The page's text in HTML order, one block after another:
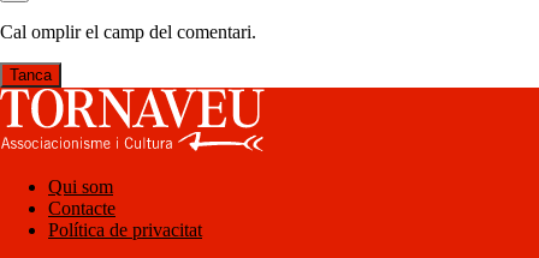
Cal omplir el camp del comentari.
Tanca
Qui som
Contacte
Política de privacitat